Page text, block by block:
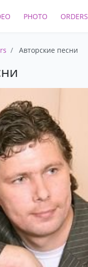
PHOTO ORDERS
Авторские песни